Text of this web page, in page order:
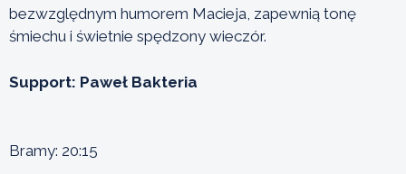
bezwzględnym humorem Macieja, zapewnią tonę
śmiechu i świetnie spędzony wieczór.
Support: Paweł Bakteria
Bramy: 20:15